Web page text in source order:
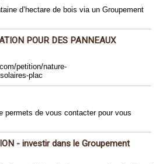
d’hectare de bois via un Groupement
POUR DES PANNEAUX
petition/nature-
plac
permets de vous contacter pour vous
- investir dans le Groupement